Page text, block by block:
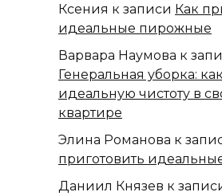
Ксения к записи Как
идеальные пирожные
Варвара Наумова к
Генеральная уборка:
идеальную чистоту в
квартире
Элина Романова к
приготовить
Даниил Князев к